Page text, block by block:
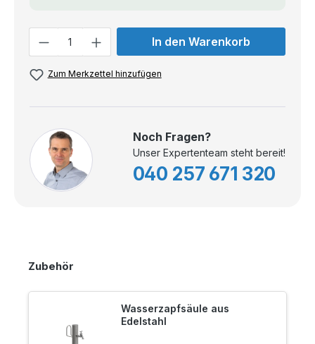
In den Warenkorb
Zum Merkzettel hinzufügen
Noch Fragen?
Unser Expertenteam steht bereit!
040 257 671 320
Zubehör
Wasserzapfsäule aus
Edelstahl